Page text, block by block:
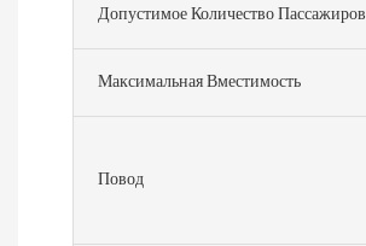
Допустимое Количество Пассажиров
Максимальная Вместимость
Повод